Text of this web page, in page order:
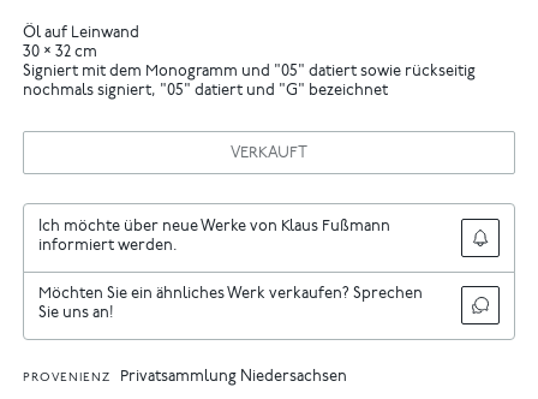
Öl auf Leinwand
30 × 32 cm
Signiert mit dem Monogramm und "05" datiert sowie rückseitig
nochmals signiert, "05" datiert und "G" bezeichnet
VERKAUFT
Ich möchte über neue Werke von Klaus Fußmann
informiert werden.
Möchten Sie ein ähnliches Werk verkaufen? Sprechen
Sie uns an!
PROVENIENZ Privatsammlung Niedersachsen